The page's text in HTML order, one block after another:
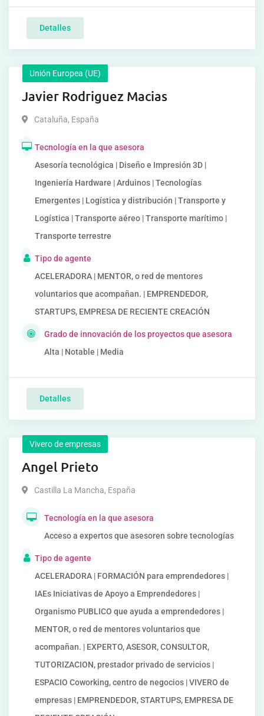
Detalles
Unión Europea (UE)
Javier Rodriguez Macias
Cataluña, España
Tecnología en la que asesora
Asesoría tecnológica | Diseño e Impresión 3D |
Ingeniería Hardware | Arduinos | Tecnologías
Emergentes | Logística y distribución | Transporte y
Logística | Transporte aéreo | Transporte marítimo |
Transporte terrestre
Tipo de agente
ACELERADORA | MENTOR, o red de mentores
voluntarios que acompañan. | EMPRENDEDOR,
STARTUPS, EMPRESA DE RECIENTE CREACIÓN
Grado de innovación de los proyectos que asesora
Alta | Notable | Media
Detalles
Vivero de empresas
Angel Prieto
Castilla La Mancha, España
Tecnología en la que asesora
Acceso a expertos que asesoren sobre tecnologías
Tipo de agente
ACELERADORA | FORMACIÓN para emprendedores |
IAEs Iniciativas de Apoyo a Emprendedores |
Organismo PUBLICO que ayuda a emprendedores |
MENTOR, o red de mentores voluntarios que
acompañan. | EXPERTO, ASESOR, CONSULTOR,
TUTORIZACION, prestador privado de servicios |
ESPACIO Coworking, centro de negocios | VIVERO de
empresas | EMPRENDEDOR, STARTUPS, EMPRESA DE